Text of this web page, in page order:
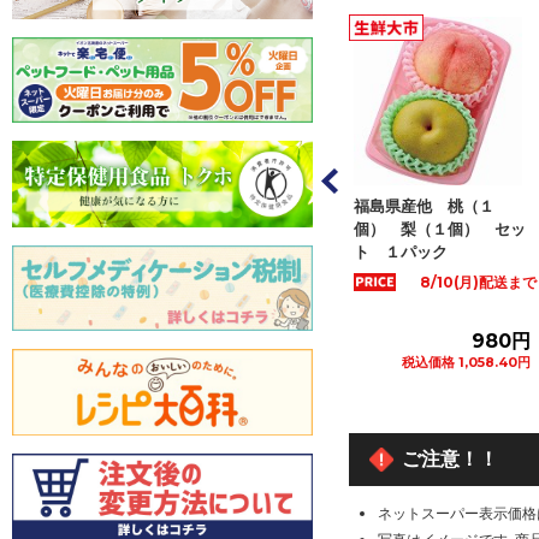
など国内産 春日
も ２Ｌサイズ
１パッ...
税込価格 1,382.40円
カートに追加
福島県産他 桃（１
個） 梨（１個） セッ
ト １パック
8/10(月)配送まで
税込価格 1,058.40円
大分県など国内産 幸
梨 ２Ｌサイズ ２個
入 １パック
798
税込価格 861.84
ご注意！！
ネットスーパー表示価